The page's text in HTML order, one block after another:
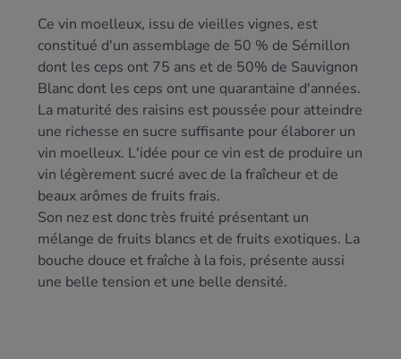
Ce vin moelleux, issu de vieilles vignes, est
constitué d'un assemblage de 50 % de Sémillon
dont les ceps ont 75 ans et de 50% de Sauvignon
Blanc dont les ceps ont une quarantaine d'années.
La maturité des raisins est poussée pour atteindre
une richesse en sucre suffisante pour élaborer un
vin moelleux. L'idée pour ce vin est de produire un
vin légèrement sucré avec de la fraîcheur et de
beaux arômes de fruits frais.
Son nez est donc très fruité présentant un
mélange de fruits blancs et de fruits exotiques. La
bouche douce et fraîche à la fois, présente aussi
une belle tension et une belle densité.